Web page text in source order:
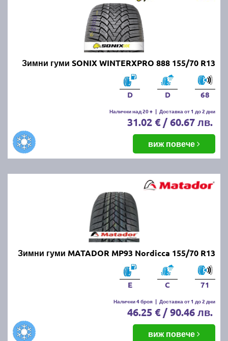
Зимни гуми SONIX WINTERXPRO 888 155/70 R13
D D 68
Налични над 20 + | Доставка от 1 до 2 дни
31.02 € / 60.67 лв.
виж повече
Зимни гуми MATADOR MP93 Nordicca 155/70 R13
E C 71
Налични 4 броя | Доставка от 1 до 2 дни
46.25 € / 90.46 лв.
виж повече